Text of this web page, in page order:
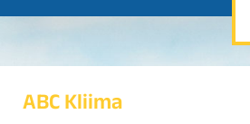
ABC Kliima